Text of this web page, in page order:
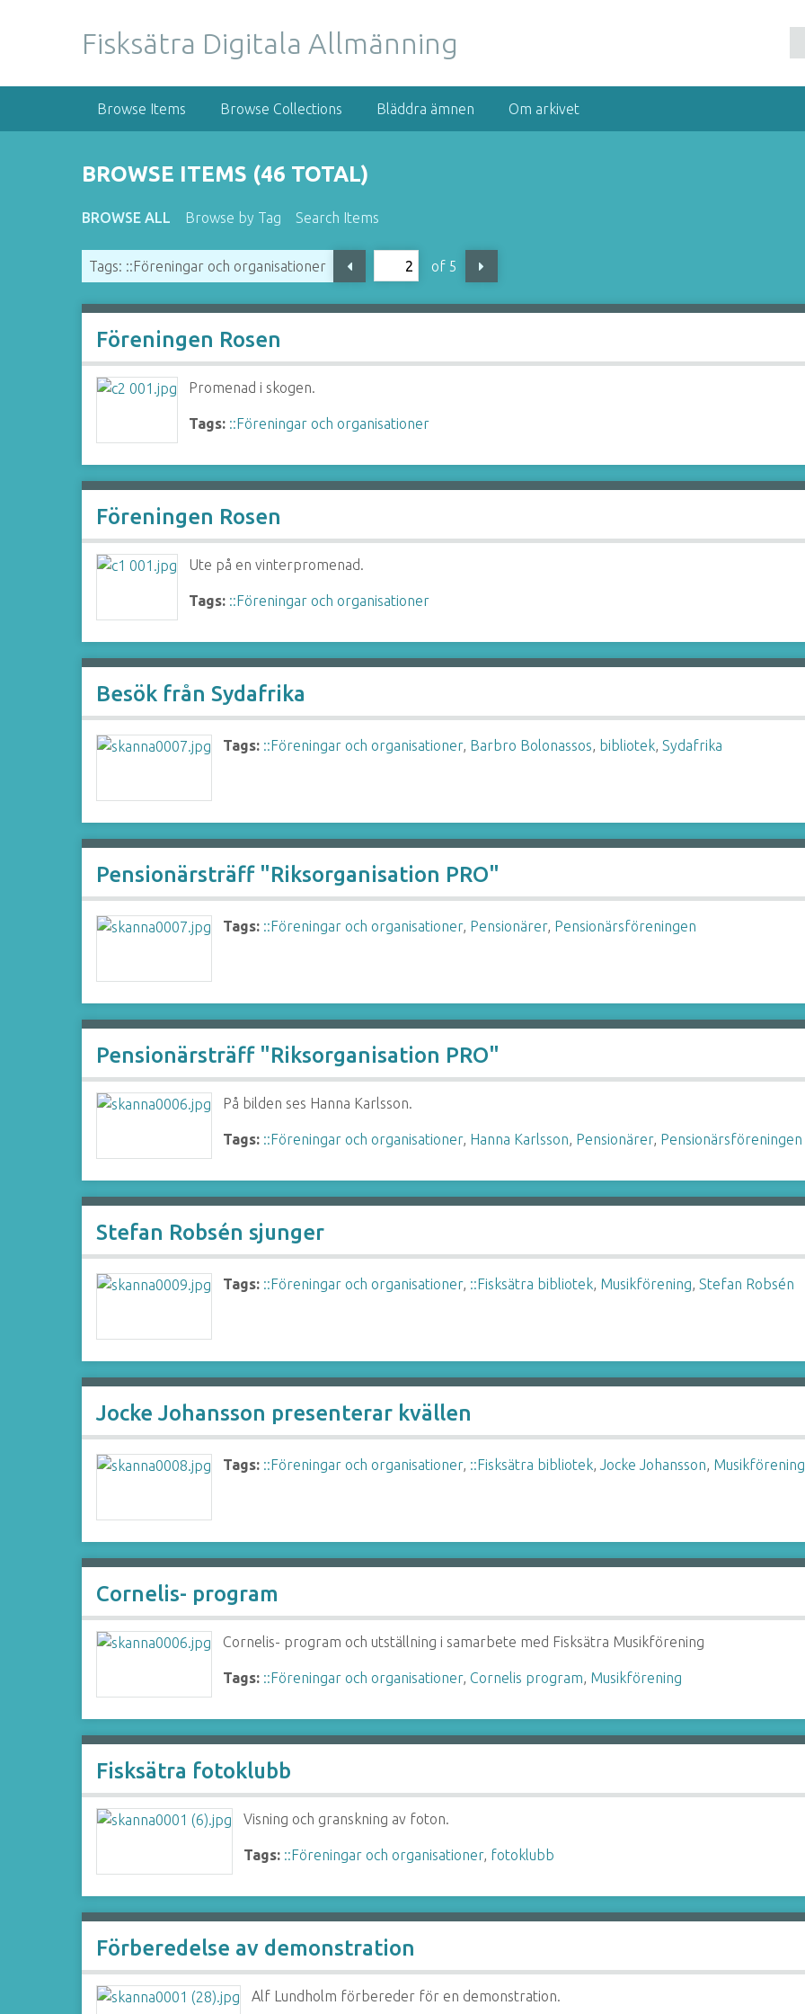
Fisksätra Digitala Allmänning
Browse Items Browse Collections Bläddra ämnen Om arkivet
BROWSE ITEMS (46 TOTAL)
BROWSE ALL Browse by Tag Search Items
Tags: ::Föreningar och organisationer of 5
Föreningen Rosen
Promenad i skogen.
Tags: ::Föreningar och organisationer
Föreningen Rosen
Ute på en vinterpromenad.
Tags: ::Föreningar och organisationer
Besök från Sydafrika
Tags: ::Föreningar och organisationer, Barbro Bolonassos, bibliotek,Sydafrika
Pensionärsträff "Riksorganisation PRO"
Tags: ::Föreningar och organisationer, Pensionärer, Pensionärsföreningen
Pensionärsträff "Riksorganisation PRO"
På bilden ses Hanna Karlsson.
Tags: ::Föreningar och organisationer, Hanna Karlsson, Pensionärer, Pensionärsföreningen
Stefan Robsén sjunger
Tags: ::Föreningar och organisationer, ::Fisksätra bibliotek, Musikförening,Stefan Robsén
Jocke Johansson presenterar kvällen
Tags: ::Föreningar och organisationer, ::Fisksätra bibliotek,Jocke Johansson, Musikförening
Cornelis- program
Cornelis- program och utställning i samarbete med Fisksätra Musikförening
Tags: ::Föreningar och organisationer,Cornelis program, Musikförening
Fisksätra fotoklubb
Visning och granskning av foton.
Tags: ::Föreningar och organisationer, fotoklubb
Förberedelse av demonstration
Alf Lundholm förbereder för en demonstration.